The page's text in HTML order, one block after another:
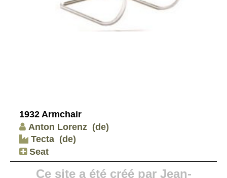
1932 Armchair
Anton Lorenz (de)
Tecta (de)
Seat
Ce site a été créé par Jean-